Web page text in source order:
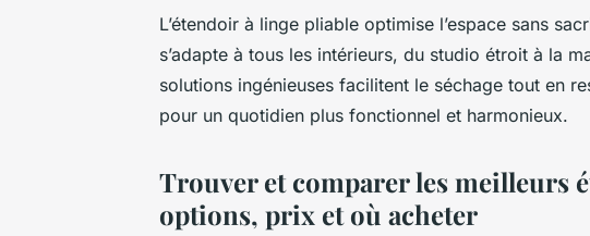
L’étendoir à linge pliable optimise l’espace sans
s’adapte à tous les intérieurs, du studio étroit à la
solutions ingénieuses facilitent le séchage tout en
pour un quotidien plus fonctionnel et harmonieux.
Trouver et comparer les meilleurs
options, prix et où acheter